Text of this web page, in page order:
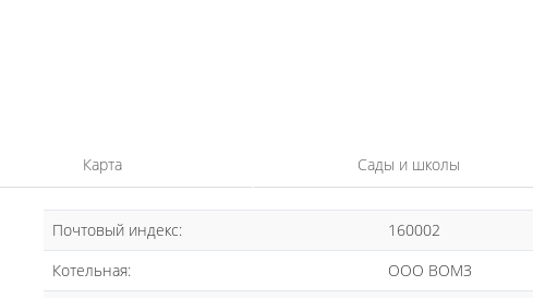
Карта Сады и школы
Почтовый индекс:
160002
Котельная:
ООО ВОМЗ